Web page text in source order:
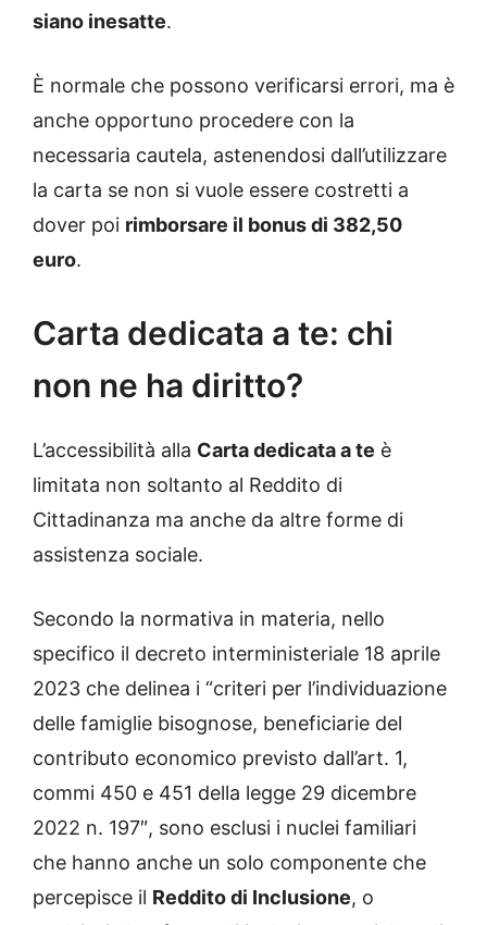
siano inesatte.
È normale che possono verificarsi errori, ma è
anche opportuno procedere con la
necessaria cautela, astenendosi dall’utilizzare
la carta se non si vuole essere costretti a
dover poi rimborsare il bonus di 382,50
euro.
Carta dedicata a te: chi
non ne ha diritto?
L’accessibilità alla Carta dedicata a te è
limitata non soltanto al Reddito di
Cittadinanza ma anche da altre forme di
assistenza sociale.
Secondo la normativa in materia, nello
specifico il decreto interministeriale 18 aprile
2023 che delinea i “criteri per l’individuazione
delle famiglie bisognose, beneficiarie del
contributo economico previsto dall’art. 1,
commi 450 e 451 della legge 29 dicembre
2022 n. 197″, sono esclusi i nuclei familiari
che hanno anche un solo componente che
percepisce il Reddito di Inclusione, o